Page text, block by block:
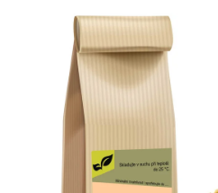
hvězdiček.